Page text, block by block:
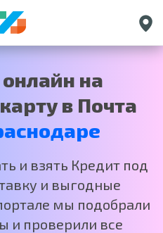
Санкт-Петербург
Екатеринбург
Москва
на
в Почта
и взять Кредит под
и выгодные
мы подобрали
и проверили все